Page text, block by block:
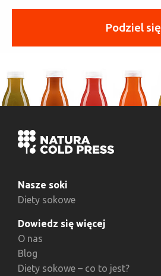
Podziel się
Nasze soki
Diety sokowe
Dowiedz się więcej
O nas
Blog
Diety sokowe – co to jest?